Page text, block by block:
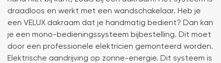
draadloos en werkt met een wandschakelaar. Heb je
een VELUX dakraam dat je handmatig bedient? Dan kan
je een mono-bedieningssysteem bijbestelling. Dit moet
door een professionele elektricien gemonteerd worden.
Elektrische aandrijving op zonne-energie. Dit systeem is